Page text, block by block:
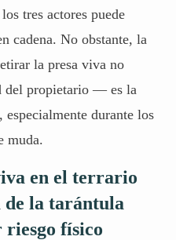
tres actores puede
cadena. No obstante, la
la presa viva no
del propietario — es la
durante los
muda.
en el terrario
la tarántula
riesgo físico